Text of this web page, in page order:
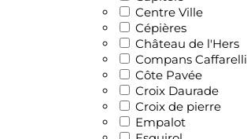
Centre Ville
Cépières
Château de l'Hers
Compans Caffarelli
Côte Pavée
Croix Daurade
Croix de pierre
Empalot